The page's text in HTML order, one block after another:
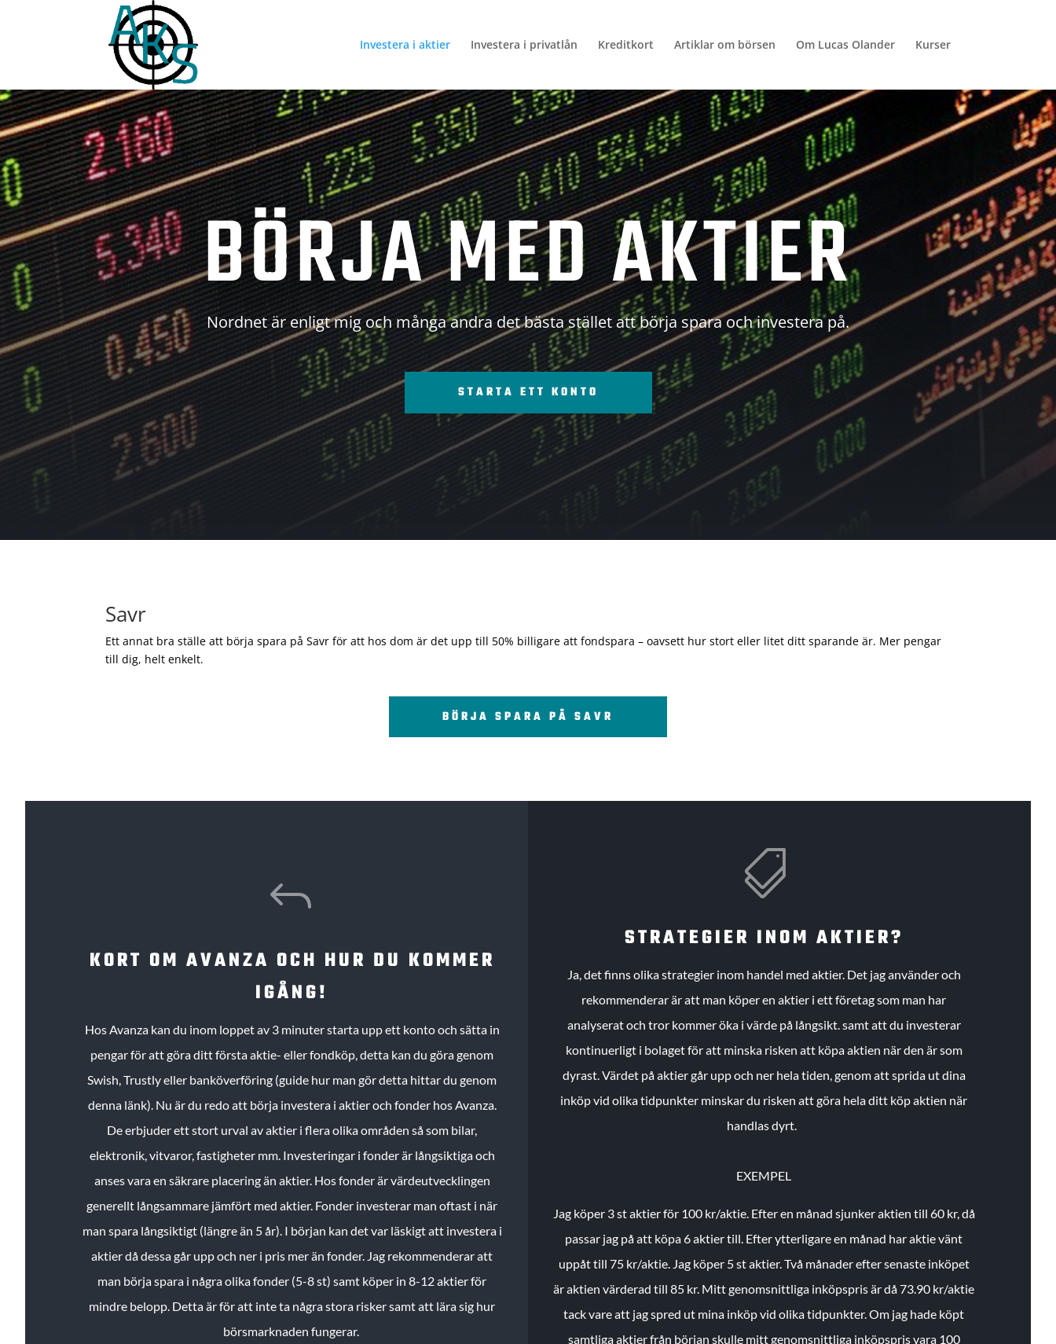
Investera i aktier Investera i privatlån Kreditkort Artiklar om börsen Om Lucas Olander Kurser
BÖRJA MED AKTIER
Nordnet är enligt mig och många andra det bästa stället att börja spara och investera på.
STARTA ETT KONTO
Savr
Ett annat bra ställe att börja spara på Savr för att hos dom är det upp till 50% billigare att fondspara – oavsett hur stort eller litet ditt sparande är. Mer pengar
till dig, helt enkelt.
BÖRJA SPARA PÅ SAVR
J
KORT OM AVANZA OCH HUR DU KOMMER
IGÅNG!
Hos Avanza kan du inom loppet av 3 minuter starta upp ett konto och sätta in
pengar för att göra ditt första aktie- eller fondköp, detta kan du göra genom
Swish, Trustly eller banköverföring (guide hur man gör detta hittar du genom
denna länk). Nu är du redo att börja investera i aktier och fonder hos Avanza.
De erbjuder ett stort urval av aktier i flera olika områden så som bilar,
elektronik, vitvaror, fastigheter mm. Investeringar i fonder är långsiktiga och
anses vara en säkrare placering än aktier. Hos fonder är värdeutvecklingen
generellt långsammare jämfört med aktier. Fonder investerar man oftast i när
man spara långsiktigt (längre än 5 år). I början kan det var läskigt att investera i
aktier då dessa går upp och ner i pris mer än fonder. Jag rekommenderar att
man börja spara i några olika fonder (5-8 st) samt köper in 8-12 aktier för
mindre belopp. Detta är för att inte ta några stora risker samt att lära sig hur
börsmarknaden fungerar.

STRATEGIER INOM AKTIER?
Ja, det finns olika strategier inom handel med aktier. Det jag använder och
rekommenderar är att man köper en aktier i ett företag som man har
analyserat och tror kommer öka i värde på långsikt. samt att du investerar
kontinuerligt i bolaget för att minska risken att köpa aktien när den är som
dyrast. Värdet på aktier går upp och ner hela tiden, genom att sprida ut dina
inköp vid olika tidpunkter minskar du risken att göra hela ditt köp aktien när
handlas dyrt.
EXEMPEL
Jag köper 3 st aktier för 100 kr/aktie. Efter en månad sjunker aktien till 60 kr, då
passar jag på att köpa 6 aktier till. Efter ytterligare en månad har aktie vänt
uppåt till 75 kr/aktie. Jag köper 5 st aktier.Två månader efter senaste inköpet
är aktien värderad till 85 kr. Mitt genomsnittliga inköpspris är då 73.90 kr/aktie
tack vare att jag spred ut mina inköp vid olika tidpunkter. Om jag hade köpt
samtliga aktier från början skulle mitt genomsnittliga inköpspris vara 100